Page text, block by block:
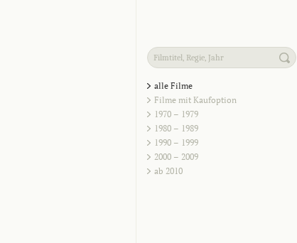
alle Filme
Filme mit Kaufoption
1970 – 1979
1980 – 1989
1990 – 1999
2000 – 2009
ab 2010